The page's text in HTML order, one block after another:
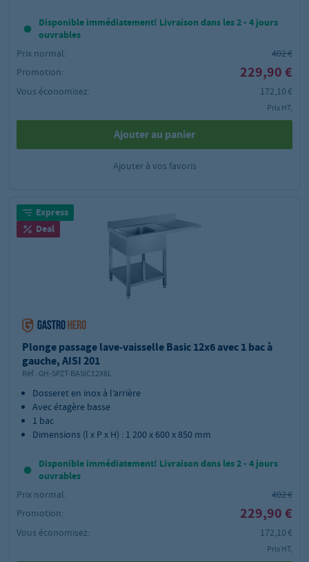
Disponible immédiatement! Livraison dans les 2 - 4 jours
ouvrables
Prix normal:
402 €
Promotion:
229,90 €
Vous économisez: 172,10 €
Prix HT,
Ajouter au panier
Ajouter à vos favoris
Express
Deal
Plonge passage lave-vaisselle Basic 12x6 avec 1 bac à
gauche, AISI 201
Réf.: GH-SPZT-BASIC12X6L
Dosseret en inox à l’arrière
Avec étagère basse
1 bac
Dimensions (l x P x H) : 1 200 x 600 x 850 mm
Disponible immédiatement! Livraison dans les 2 - 4 jours
ouvrables
Prix normal:
402 €
Promotion:
229,90 €
Vous économisez: 172,10 €
Prix HT,